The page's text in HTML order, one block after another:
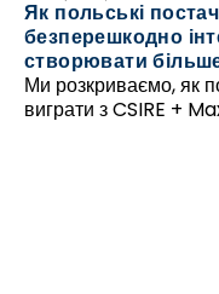
Як польські
безперешкодно
створювати
Ми розкриваємо, як
виграти з CSIRE +